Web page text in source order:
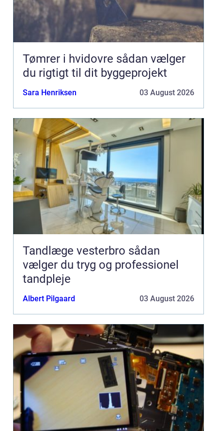
Tømrer i hvidovre sådan vælger
du rigtigt til dit byggeprojekt
Sara Henriksen 03 August 2026
Tandlæge vesterbro sådan
vælger du tryg og professionel
tandpleje
Albert Pilgaard 03 August 2026